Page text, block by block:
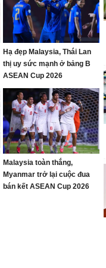
Hạ đẹp Malaysia, Thái Lan
thị uy sức mạnh ở bảng B
ASEAN Cup 2026
Malaysia toàn thắng,
Myanmar trở lại cuộc đua
bán kết ASEAN Cup 2026